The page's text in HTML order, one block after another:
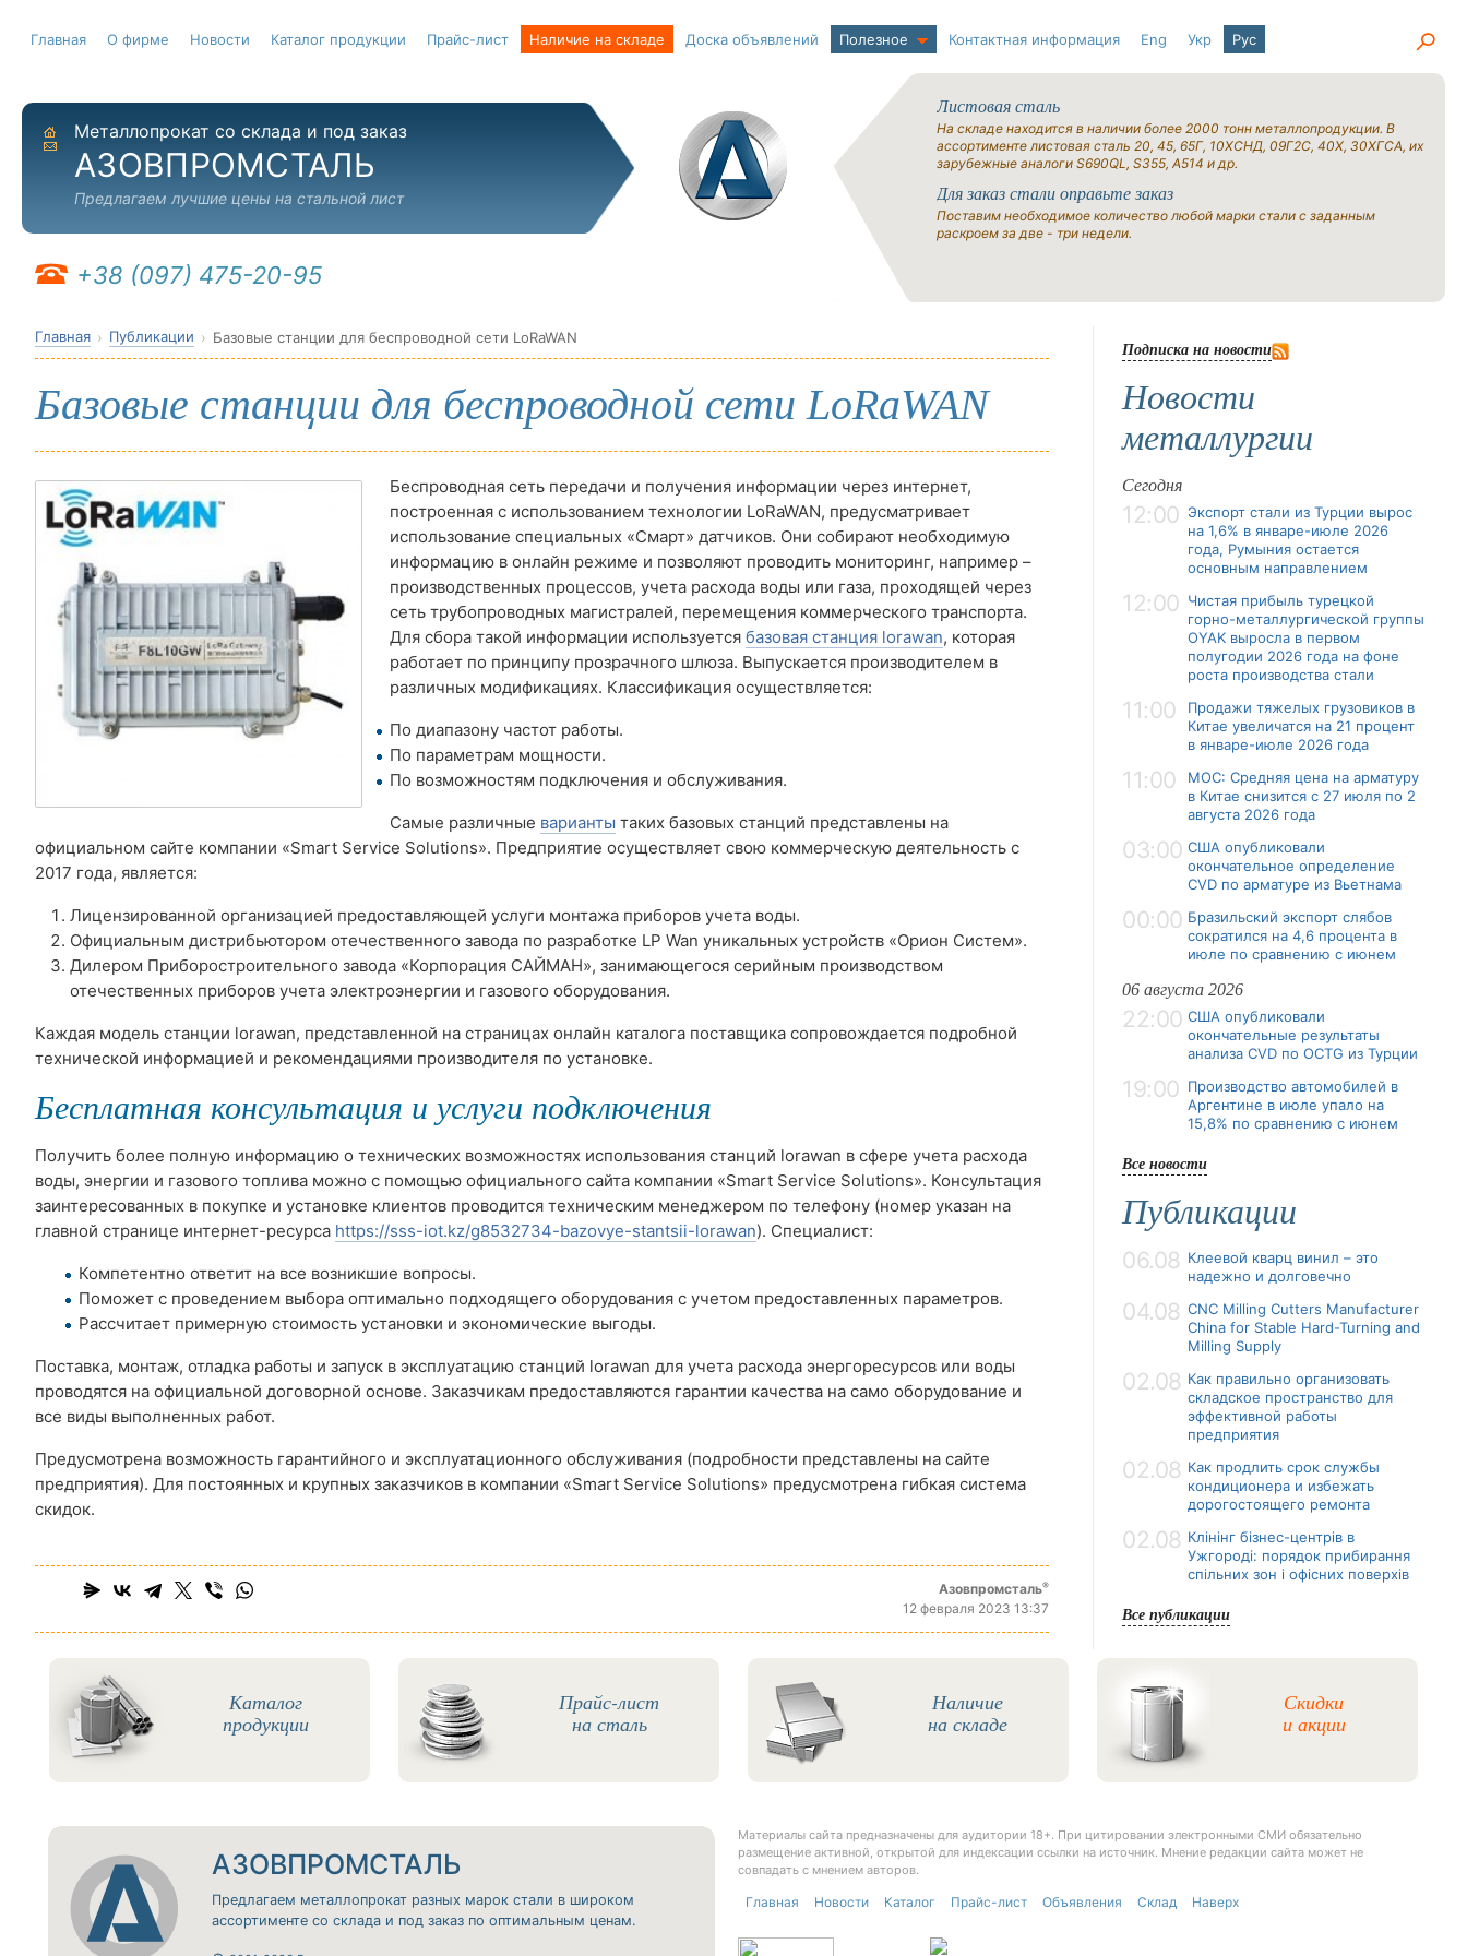
Главная О фирме Новости Каталог продукции Прайс-лист Наличие на складе Доска объявлений Полезное Контактная информация Eng Укр Рус
На главную
Отправить письмо
Металлопрокат со склада и под заказ
АЗОВПРОМСТАЛЬ
Предлагаем лучшие цены на стальной лист
+38 (097) 475-20-95
Листовая сталь
На складе находится в наличии более 2000 тонн металлопродукции. В
ассортименте листовая сталь 20, 45, 65Г, 10ХСНД, 09Г2С, 40Х, 30ХГСА, их
зарубежные аналоги S690QL, S355, A514 и др.
Для заказ стали оправьте заказ
Поставим необходимое количество любой марки стали с заданным
раскроем за две - три недели.
Главная Публикации Базовые станции для беспроводной сети LoRaWAN
Базовые станции для беспроводной сети LoRaWAN
Беспроводная сеть передачи и получения информации через интернет,
построенная с использованием технологии LoRaWAN, предусматривает
использование специальных «Смарт» датчиков. Они собирают необходимую
информацию в онлайн режиме и позволяют проводить мониторинг, например –
производственных процессов, учета расхода воды или газа, проходящей через
сеть трубопроводных магистралей, перемещения коммерческого транспорта.
Для сбора такой информации используется базовая станция lorawan, которая
работает по принципу прозрачного шлюза. Выпускается производителем в
различных модификациях. Классификация осуществляется:
По диапазону частот работы.
По параметрам мощности.
По возможностям подключения и обслуживания.
Самые различные варианты таких базовых станций представлены на
официальном сайте компании «Smart Service Solutions». Предприятие осуществляет свою коммерческую деятельность с
2017 года, является:
Лицензированной организацией предоставляющей услуги монтажа приборов учета воды.
Официальным дистрибьютором отечественного завода по разработке LP Wan уникальных устройств «Орион Систем».
Дилером Приборостроительного завода «Корпорация САЙМАН», занимающегося серийным производством
отечественных приборов учета электроэнергии и газового оборудования.
Каждая модель станции lorawan, представленной на страницах онлайн каталога поставщика сопровождается подробной
технической информацией и рекомендациями производителя по установке.
Бесплатная консультация и услуги подключения
Получить более полную информацию о технических возможностях использования станций lorawan в сфере учета расхода
воды, энергии и газового топлива можно с помощью официального сайта компании «Smart Service Solutions». Консультация
заинтересованных в покупке и установке клиентов проводится техническим менеджером по телефону (номер указан на
главной странице интернет-ресурса https://sss-iot.kz/g8532734-bazovye-stantsii-lorawan). Специалист:
Компетентно ответит на все возникшие вопросы.
Поможет с проведением выбора оптимально подходящего оборудования с учетом предоставленных параметров.
Рассчитает примерную стоимость установки и экономические выгоды.
Поставка, монтаж, отладка работы и запуск в эксплуатацию станций lorawan для учета расхода энергоресурсов или воды
проводятся на официальной договорной основе. Заказчикам предоставляются гарантии качества на само оборудование и
все виды выполненных работ.
Предусмотрена возможность гарантийного и эксплуатационного обслуживания (подробности представлены на сайте
предприятия). Для постоянных и крупных заказчиков в компании «Smart Service Solutions» предусмотрена гибкая система
скидок.
Азовпромсталь®
12 февраля 2023 13:37
Подписка на новости
Новости
металлургии
Сегодня
12:00 Экспорт стали из Турции вырос
на 1,6% в январе-июле 2026
года, Румыния остается
основным направлением
12:00 Чистая прибыль турецкой
горно-металлургической группы
OYAK выросла в первом
полугодии 2026 года на фоне
роста производства стали
11:00
Продажи тяжелых грузовиков в
Китае увеличатся на 21 процент
в январе-июле 2026 года
11:00
MOC: Средняя цена на арматуру
в Китае снизится с 27 июля по 2
августа 2026 года
03:00 США опубликовали
окончательное определение
CVD по арматуре из Вьетнама
00:00 Бразильский экспорт слябов
сократился на 4,6 процента в
июле по сравнению с июнем
06 августа 2026
22:00 США опубликовали
окончательные результаты
анализа CVD по OCTG из Турции
19:00 Производство автомобилей в
Аргентине в июле упало на
15,8% по сравнению с июнем
Все новости
Публикации
06.08 Клеевой кварц винил – это
надежно и долговечно
04.08 CNC Milling Cutters Manufacturer
China for Stable Hard-Turning and
Milling Supply
02.08 Как правильно организовать
складское пространство для
эффективной работы
предприятия
02.08 Как продлить срок службы
кондиционера и избежать
дорогостоящего ремонта
02.08 Клінінг бізнес-центрів в
Ужгороді: порядок прибирання
спільних зон і офісних поверхів
Все публикации
Каталог
продукции
Прайс-лист
на сталь
Наличие
на складе
Скидки
и акции
АЗОВПРОМСТАЛЬ
Предлагаем металлопрокат разных марок стали в широком
ассортименте со склада и под заказ по оптимальным ценам.
Материалы сайта предназначены для аудитории 18+. При цитировании электронными СМИ обязательно
размещение активной, открытой для индексации ссылки на источник. Мнение редакции сайта может не
совпадать с мнением авторов.
Главная Новости Каталог Прайс-лист Объявления Склад Наверх